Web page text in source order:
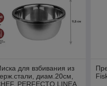
для взбивания из
диам.20см,
PERFECTO LINEA